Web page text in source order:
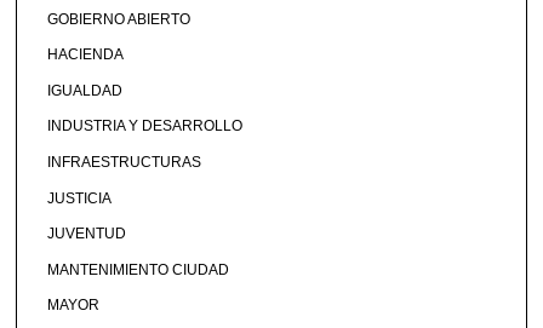
GOBIERNO ABIERTO
HACIENDA
IGUALDAD
INDUSTRIA Y DESARROLLO
INFRAESTRUCTURAS
JUSTICIA
JUVENTUD
MANTENIMIENTO CIUDAD
MAYOR